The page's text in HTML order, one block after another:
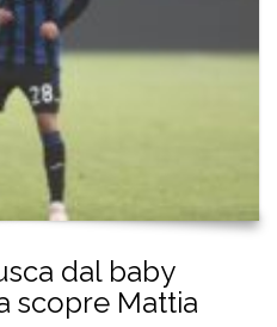
dal baby
scopre Mattia